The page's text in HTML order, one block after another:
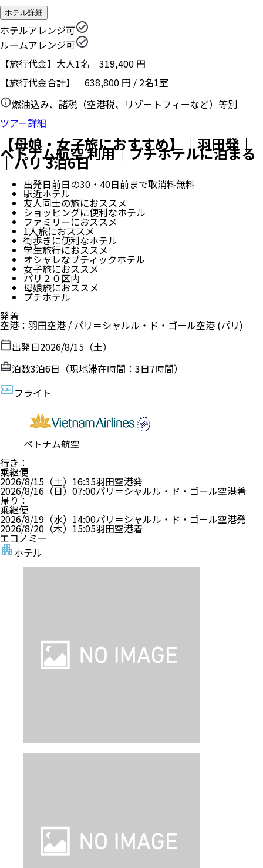
ホテル詳細
ホテルアレンジ可
ルームアレンジ可
【旅行代金】大人1名 319,400 円
【旅行代金合計】 638,800 円 / 2名1室
燃油込み、諸税（空港税、リゾートフィーなど）等別
ツアー詳細
【母娘・女子旅におすすめ】｜羽田発｜
ベトナム航空 利用｜プチホテルに泊まる
｜パリ 3泊6日
出発日前日の30・40日前まで取消料無料
駅近ホテル
友人同士の旅におススメ
ショッピングに便利なホテル
ファミリーにおススメ
1人旅におススメ
街歩きに便利なホテル
学生旅行におススメ
オシャレなブティックホテル
女子旅におススメ
パリ２０区内
母娘旅におススメ
プチホテル
発着
空港 ： 羽田空港 / パリ＝シャルル・ド・ゴール空港 (パリ)
出発日2026/8/15（土）
泊数3泊6日（現地滞在時間： 3日7時間）
フライト
ベトナム航空
行き ：
乗継便
2026/8/15（土） 16:35羽田空港発
2026/8/16（日） 07:00パリ＝シャルル・ド・ゴール空港着
帰り ：
乗継便
2026/8/19（水） 14:00パリ＝シャルル・ド・ゴール空港発
2026/8/20（木） 15:05羽田空港着
エコノミー
ホテル